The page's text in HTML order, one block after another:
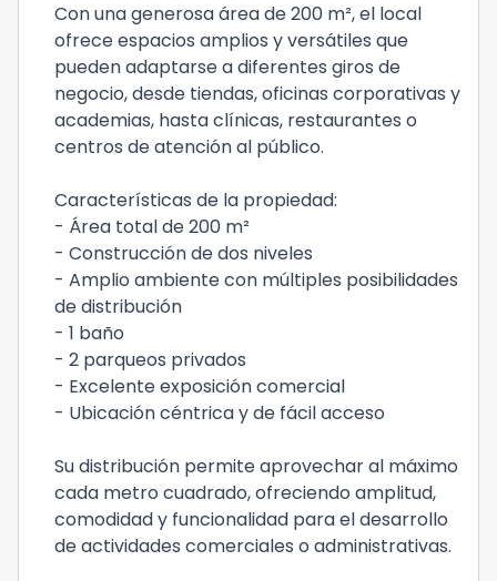
Con una generosa área de 200 m², el local
ofrece espacios amplios y versátiles que
pueden adaptarse a diferentes giros de
negocio, desde tiendas, oficinas corporativas y
academias, hasta clínicas, restaurantes o
centros de atención al público.
Características de la propiedad:
- Área total de 200 m²
- Construcción de dos niveles
- Amplio ambiente con múltiples posibilidades
de distribución
- 1 baño
- 2 parqueos privados
- Excelente exposición comercial
- Ubicación céntrica y de fácil acceso
Su distribución permite aprovechar al máximo
cada metro cuadrado, ofreciendo amplitud,
comodidad y funcionalidad para el desarrollo
de actividades comerciales o administrativas.